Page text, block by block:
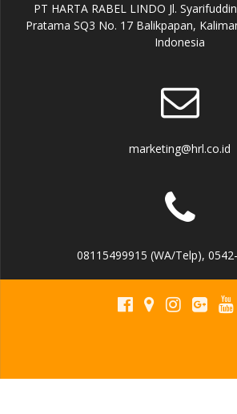
PT HARTA RABEL LINDO Jl.
Pratama SQ3 No. 17 Balikpapan,
Indonesia
marketing@hrl.co.id
08115499915 (WA/Telp),